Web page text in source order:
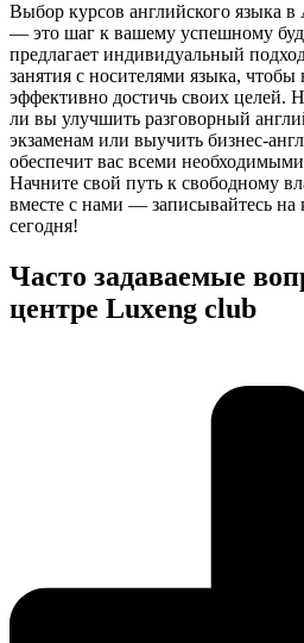
Выбор курсов английского языка
— это шаг к вашему успешному
предлагает индивидуальный
занятия с носителями языка,
эффективно достичь своих целей.
ли вы улучшить разговорный
экзаменам или выучить бизнес-
обеспечит вас всеми
Начните свой путь к свободному
вместе с нами — записывайтесь
сегодня!
Часто задаваемые
центре Luxeng club